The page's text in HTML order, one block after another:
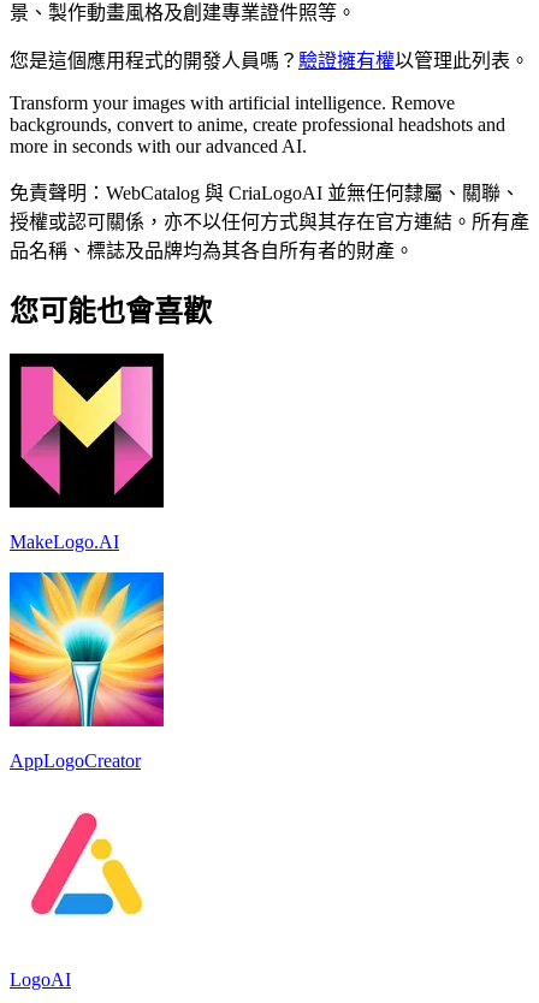
景、製作動畫風格及創建專業證件照等。
您是這個應用程式的開發人員嗎？ 驗證擁有權以管理此列表。
Transform your images with artificial intelligence. Remove
backgrounds, convert to anime, create professional headshots and
more in seconds with our advanced AI.
免責聲明：WebCatalog 與 CriaLogoAI 並無任何隸屬、關聯、
授權或認可關係，亦不以任何方式與其存在官方連結。所有產
品名稱、標誌及品牌均為其各自所有者的財產。
您可能也會喜歡
MakeLogo.AI
AppLogoCreator
LogoAI